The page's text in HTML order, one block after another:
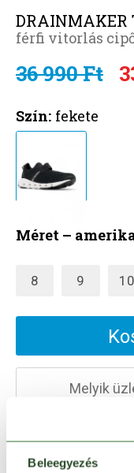
Beleegyezés
DRAINMAKER
férfi vitorlás
36 990 Ft
Szín: fekete
Méret –
8 9 10
Melyik
30 napos